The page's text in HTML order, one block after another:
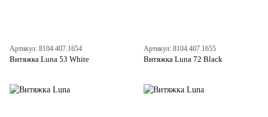
Артикул: 8104.407.1654
Витяжка Luna 53 White
Артикул: 8104.407.1655
Витяжка Luna 72 Black